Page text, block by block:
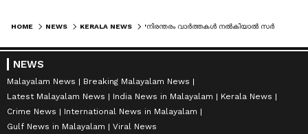
HOME NEWS KERALA NEWS
NEWS
Malayalam News
Breaking Malayalam News
Latest Malayalam News
India News in Malayalam
Kerala News
Crime News
International News in Malayalam
Gulf News in Malayalam
Viral News